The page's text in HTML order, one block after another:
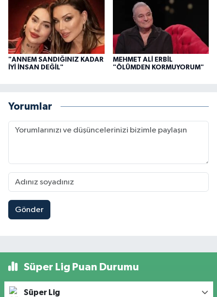
"ANNEM SANDIĞINIZ KADAR
İYİ İNSAN DEĞİL"
MEHMET ALİ ERBİL
"ÖLÜMDEN KORMUYORUM"
Yorumlar
Gönder
Süper Lig Puan Durumu
Süper Lig